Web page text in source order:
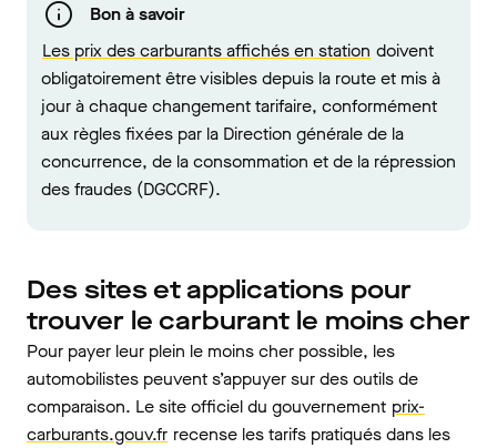
Bon à savoir
Les prix des carburants affichés en station doivent
obligatoirement être visibles depuis la route et mis à
jour à chaque changement tarifaire, conformément
aux règles fixées par la Direction générale de la
concurrence, de la consommation et de la répression
des fraudes (DGCCRF).
Des sites et applications pour
trouver le carburant le moins cher
Pour payer leur plein le moins cher possible, les
automobilistes peuvent s’appuyer sur des outils de
comparaison. Le site officiel du gouvernement prix-
carburants.gouv.fr recense les tarifs pratiqués dans les